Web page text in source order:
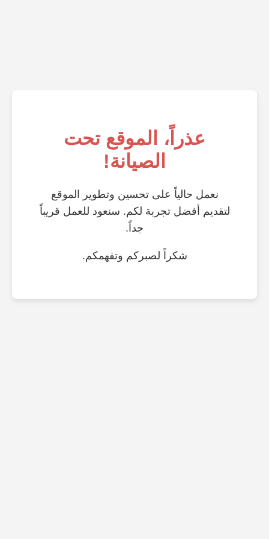
عذراً، الموقع تحت
الصيانة!
نعمل حالياً على تحسين وتطوير الموقع
لتقديم أفضل تجربة لكم. سنعود للعمل قريباً
جداً.
شكراً لصبركم وتفهمكم.